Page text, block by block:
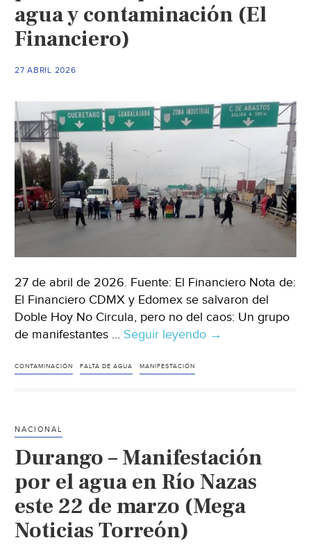
acueducto
“Nos
dejará
y
sin
trabajo”
agua y contaminación (El
Financiero)
27 ABRIL 2026
27 de abril de 2026. Fuente: El Financiero Nota de:
El Financiero CDMX y Edomex se salvaron del
Doble Hoy No Circula, pero no del caos: Un grupo
de manifestantes … Seguir leyendo México-
vecinos
protestaron
por
falta
→
CONTAMINACIÓN FALTA DE AGUA MANIFESTACIÓN
NACIONAL
Durango – Manifestación
por el agua en Río Nazas
este 22 de marzo (Mega
Noticias Torreón)